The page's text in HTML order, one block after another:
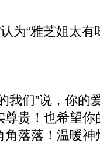
“雅芝姐太有
们”说，你的
贵！也希望
落落！温暖神